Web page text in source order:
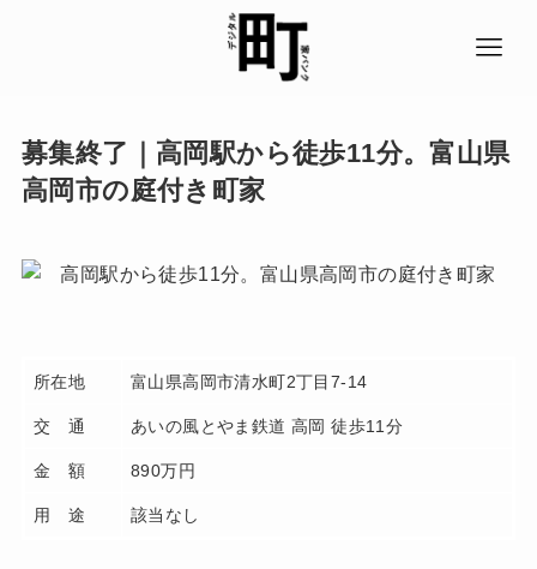
募集終了｜高岡駅から徒歩11分。富山県
高岡市の庭付き町家
所在地 富山県高岡市清水町2丁目7-14
交 通 あいの風とやま鉄道 高岡 徒歩11分
金 額 890万円
用 途 該当なし